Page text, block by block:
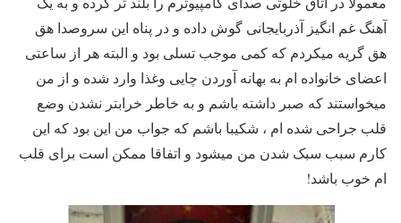
آهنگ غم انگیز آذربایجانی گوش داده و در پناه این سروصدا هق
هق گریه میکردم که کمی موجب تسلی بود و البته هر از ساعتی
اعضای خانواده ام به بهانه آوردن چایی وغذا وارد شده و از من
میخواستند که صبر داشته باشم و به خاطر خرابتر نشدن وضع
قلب جراحی شده ام ، شکیبا باشم که جواب من این بود که این
کارم سبب سبک شدن من میشود و اتفاقا ممکن است برای قلب
ام خوب باشد!